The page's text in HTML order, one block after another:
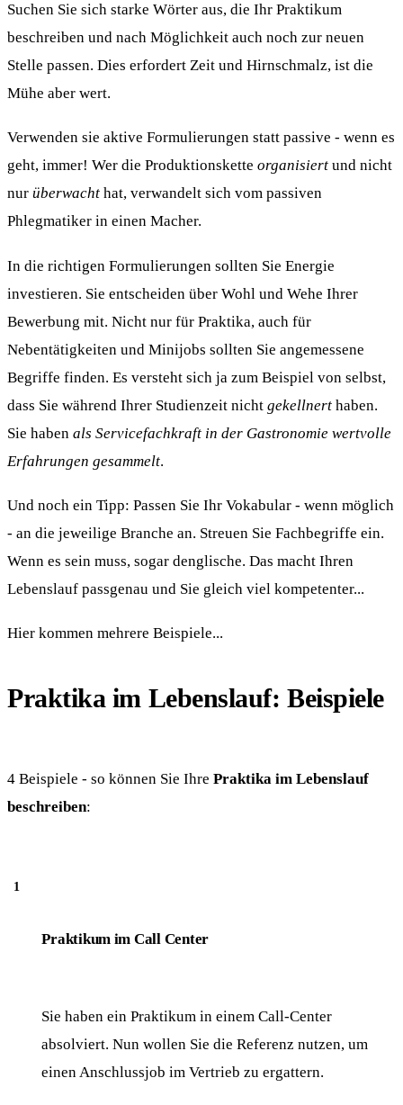
Suchen Sie sich starke Wörter aus, die Ihr Praktikum
beschreiben und nach Möglichkeit auch noch zur neuen
Stelle passen. Dies erfordert Zeit und Hirnschmalz, ist die
Mühe aber wert.
Verwenden sie aktive Formulierungen statt passive - wenn es
geht, immer! Wer die Produktionskette organisiert und nicht
nur überwacht hat, verwandelt sich vom passiven
Phlegmatiker in einen Macher.
In die richtigen Formulierungen sollten Sie Energie
investieren. Sie entscheiden über Wohl und Wehe Ihrer
Bewerbung mit. Nicht nur für Praktika, auch für
Nebentätigkeiten und Minijobs sollten Sie angemessene
Begriffe finden. Es versteht sich ja zum Beispiel von selbst,
dass Sie während Ihrer Studienzeit nicht gekellnert haben.
Sie haben als Servicefachkraft in der Gastronomie wertvolle
Erfahrungen gesammelt.
Und noch ein Tipp: Passen Sie Ihr Vokabular - wenn möglich
- an die jeweilige Branche an. Streuen Sie Fachbegriffe ein.
Wenn es sein muss, sogar denglische. Das macht Ihren
Lebenslauf passgenau und Sie gleich viel kompetenter...
Hier kommen mehrere Beispiele...
Praktika im Lebenslauf: Beispiele
4 Beispiele - so können Sie Ihre Praktika im Lebenslauf
beschreiben:
Praktikum im Call Center
Sie haben ein Praktikum in einem Call-Center
absolviert. Nun wollen Sie die Referenz nutzen, um
einen Anschlussjob im Vertrieb zu ergattern.